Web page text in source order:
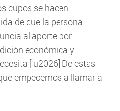
cupos se hacen
de que la persona
al aporte por
económica y
[ u2026] De estas
empecemos a llamar a